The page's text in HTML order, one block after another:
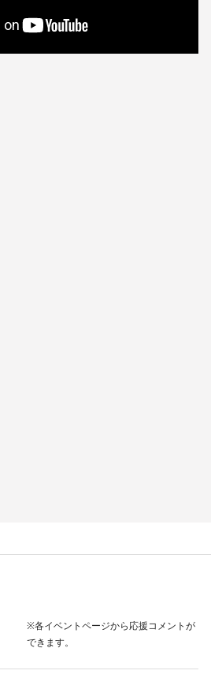
※各イベントページから応援コメントが
できます。